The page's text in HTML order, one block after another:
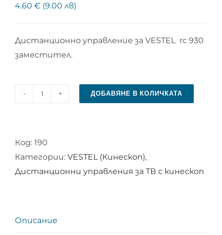
4.60 € (9.00 лв)
Дистанционно управление за VESTEL rc 930
заместител.
количество
управление
за
VESTEL
ДОБАВЯНЕ В КОЛИЧКАТА
Код: 190
Категории: VESTEL (Кинескоп),
Дистанционни управления за ТВ с кинескоп
Описание